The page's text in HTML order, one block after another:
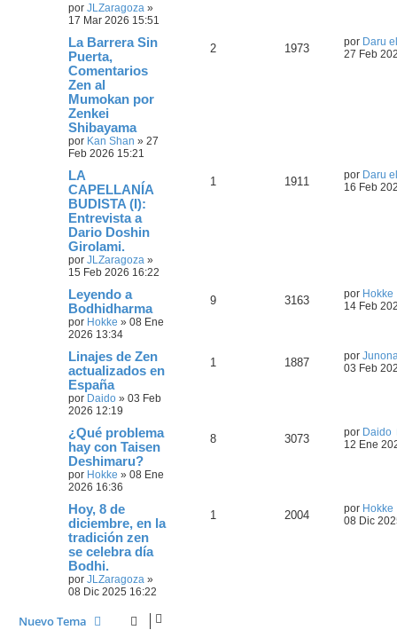
por JLZaragoza »
17 Mar 2026 15:51
La Barrera Sin
Puerta,
Comentarios
Zen al
Mumokan por
Zenkei
Shibayama
por Kan Shan » 27
Feb 2026 15:21
2 1973 por Daru
27 Feb
LA
CAPELLANÍA
BUDISTA (I):
Entrevista a
Dario Doshin
Girolami.
por JLZaragoza »
15 Feb 2026 16:22
1 1911 por Daru
16 Feb
Leyendo a
Bodhidharma
por Hokke » 08 Ene
2026 13:34
9 3163 por Hokke
14 Feb
Linajes de Zen
actualizados en
España
por Daido » 03 Feb
2026 12:19
1 1887 por
03 Feb
¿Qué problema
hay con Taisen
Deshimaru?
por Hokke » 08 Ene
2026 16:36
8 3073 por Daido
12 Ene
Hoy, 8 de
diciembre, en la
tradición zen
se celebra día
Bodhi.
por JLZaragoza »
08 Dic 2025 16:22
1 2004 por Hokke
08 Dic
Nuevo Tema